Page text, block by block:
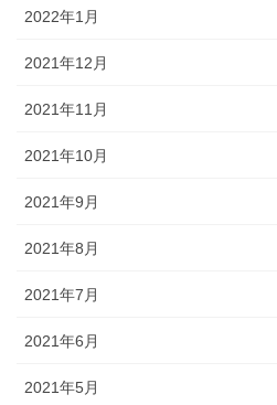
2022年1月
2021年12月
2021年11月
2021年10月
2021年9月
2021年8月
2021年7月
2021年6月
2021年5月